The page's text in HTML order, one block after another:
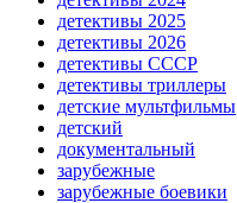
детективы 2025
детективы 2026
детективы СССР
детективы триллеры
детские мультфильмы
детский
документальный
зарубежные
зарубежные боевики